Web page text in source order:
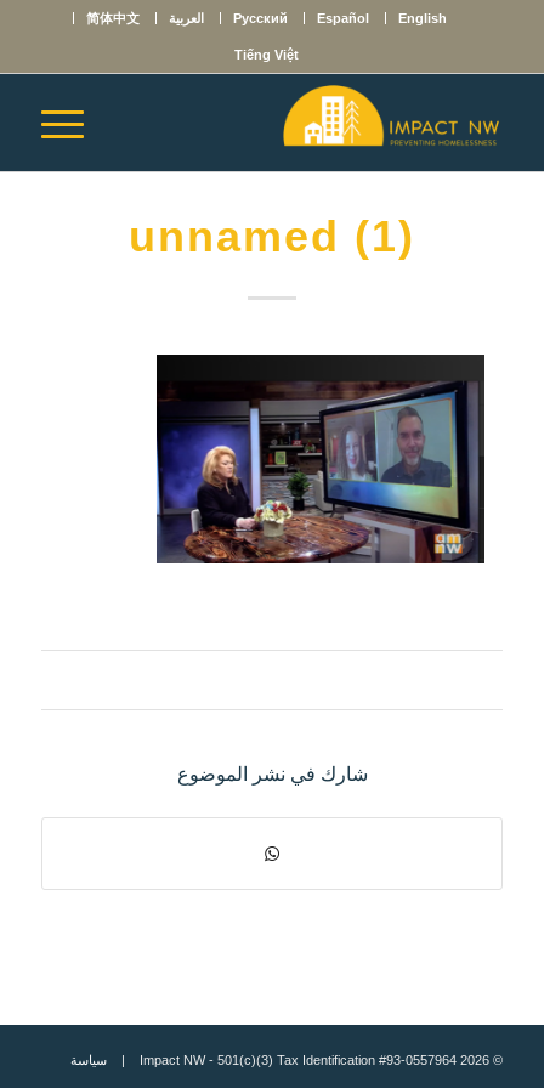
English
Español
Русский العربية 简体中文
Tiếng Việt
unnamed (1)
شارك في نشر الموضوع
© 2026 Impact NW - 501(c)(3) Tax Identification #93-0557964 | سياسة